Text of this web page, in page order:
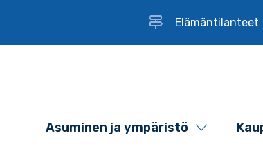
Elämäntilanteet
Asuminen ja ympäristö